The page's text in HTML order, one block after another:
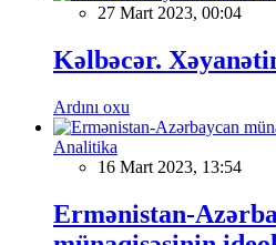
27 Mart 2023, 00:04
Kəlbəcər.
Ardını oxu
Analitika
16 Mart 2023, 13:54
Ermənistan-